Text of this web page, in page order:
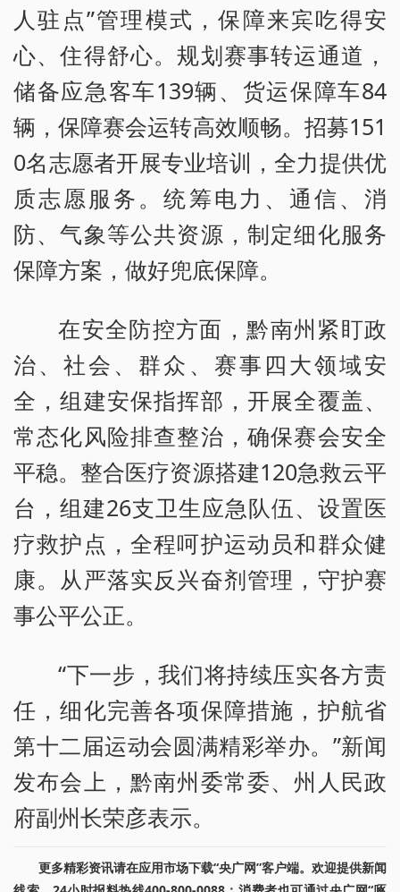
人驻点”管理模式，保障来宾吃得安
心、住得舒心。规划赛事转运通道，
储备应急客车139辆、货运保障车84
辆，保障赛会运转高效顺畅。招募151
0名志愿者开展专业培训，全力提供优
质志愿服务。统筹电力、通信、消
防、气象等公共资源，制定细化服务
保障方案，做好兜底保障。
在安全防控方面，黔南州紧盯政
治、社会、群众、赛事四大领域安
全，组建安保指挥部，开展全覆盖、
常态化风险排查整治，确保赛会安全
平稳。整合医疗资源搭建120急救云平
台，组建26支卫生应急队伍、设置医
疗救护点，全程呵护运动员和群众健
康。从严落实反兴奋剂管理，守护赛
事公平公正。
“下一步，我们将持续压实各方责
任，细化完善各项保障措施，护航省
第十二届运动会圆满精彩举办。”新闻
发布会上，黔南州委常委、州人民政
府副州长荣彦表示。
更多精彩资讯请在应用市场下载“央广网”客户端。欢迎提供新闻